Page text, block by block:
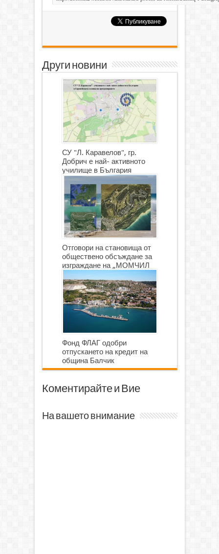
Други новини
СУ "Л. Каравелов", гр.
Добрич е най- активното
училище в България
Отговори на становища от
обществено обсъждане за
изграждане на „МОМЧИЛ
ГОЛФ И ГОЛФ ИГРИЩЕ”
Фонд ФЛАГ одобри
отпускането на кредит на
община Балчик
Коментирайте и Вие
На вашето внимание